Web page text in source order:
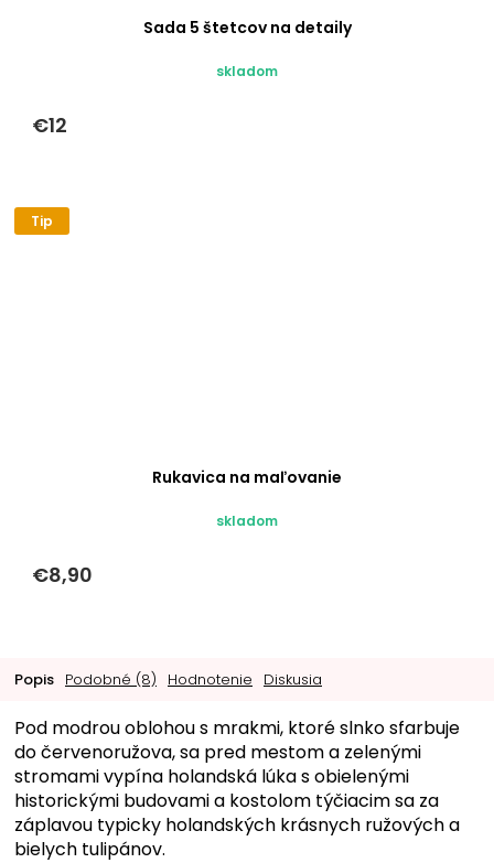
Sada 5 štetcov na detaily
skladom
€12
Tip
Rukavica na maľovanie
skladom
€8,90
Popis Podobné (8) Hodnotenie Diskusia
Pod modrou oblohou s mrakmi, ktoré slnko sfarbuje
do červenoružova, sa pred mestom a zelenými
stromami vypína holandská lúka s obielenými
historickými budovami a kostolom týčiacim sa za
záplavou typicky holandských krásnych ružových a
bielych tulipánov.